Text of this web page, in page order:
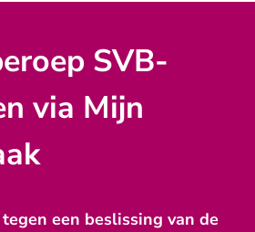
SVB-
via Mijn
een beslissing van de